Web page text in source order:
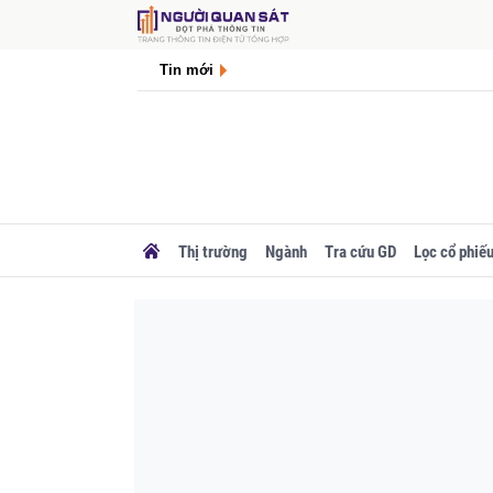
Tin mới
Thị trường Ngành Tra cứu GD Lọc cổ phiếu